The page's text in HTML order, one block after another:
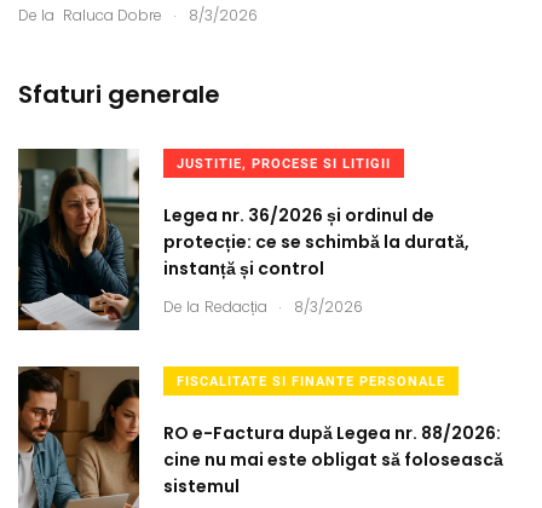
De la Raluca Dobre . 8/3/2026
Sfaturi generale
JUSTITIE, PROCESE SI LITIGII
Legea nr. 36/2026 și ordinul de
protecție: ce se schimbă la durată,
instanță și control
De la Redacția . 8/3/2026
FISCALITATE SI FINANTE PERSONALE
RO e-Factura după Legea nr. 88/2026:
cine nu mai este obligat să folosească
sistemul